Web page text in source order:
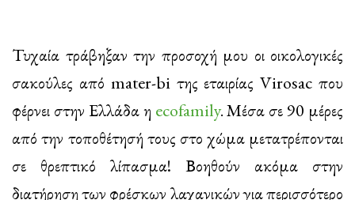
Τυχαία τράβηξαν την προσοχή μου οι οικολογικές
σακούλες από mater-bi της εταιρίας Virosac που
φέρνει στην Ελλάδα η ecofamily. Μέσα σε 90 μέρες
από την τοποθέτησή τους στο χώμα μετατρέπονται
σε θρεπτικό λίπασμα! Βοηθούν ακόμα στην
διατήρηση των φρέσκων λαχανικών για περισσότερο